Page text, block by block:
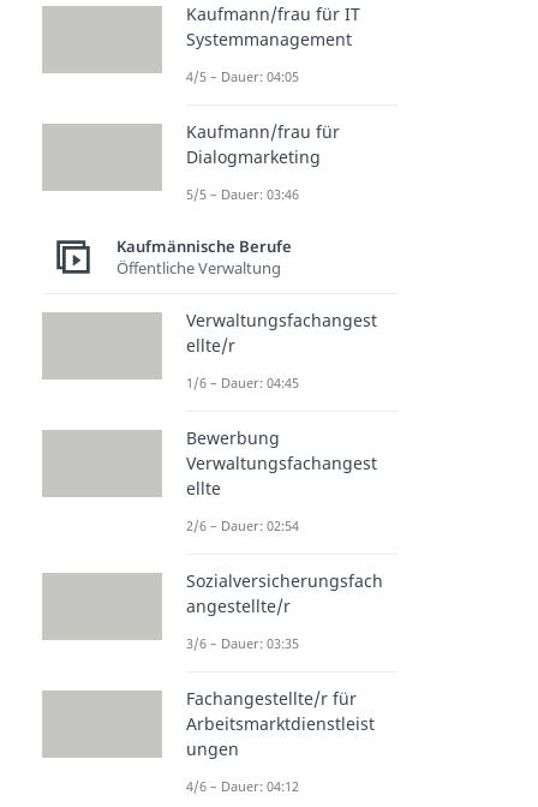
Kaufmann/frau für IT
Systemmanagement
4/5 – Dauer: 04:05
Kaufmann/frau für
Dialogmarketing
5/5 – Dauer: 03:46
Kaufmännische Berufe
Öffentliche Verwaltung
Verwaltungsfachangest
ellte/r
1/6 – Dauer: 04:45
Bewerbung
Verwaltungsfachangest
ellte
2/6 – Dauer: 02:54
Sozialversicherungsfach
angestellte/r
3/6 – Dauer: 03:35
Fachangestellte/r für
Arbeitsmarktdienstleist
ungen
4/6 – Dauer: 04:12